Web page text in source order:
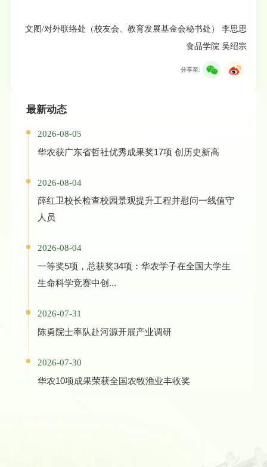
文图/对外联络处（校友会、教育发展基金会秘书处） 李思思
食品学院 吴绍宗
分享至:
最新动态
2026-08-05
华农获广东省哲社优秀成果奖17项 创历史新高
2026-08-04
薛红卫校长检查校园景观提升工程并慰问一线值守
人员
2026-08-04
一等奖5项，总获奖34项：华农学子在全国大学生
生命科学竞赛中创...
2026-07-31
陈勇院士率队赴河源开展产业调研
2026-07-30
华农10项成果荣获全国农牧渔业丰收奖